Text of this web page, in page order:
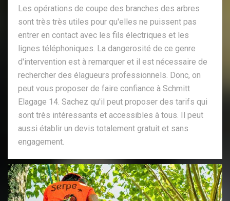
Les opérations de coupe des branches des arbres
sont très très utiles pour qu'elles ne puissent pas
entrer en contact avec les fils électriques et les
lignes téléphoniques. La dangerosité de ce genre
d'intervention est à remarquer et il est nécessaire de
rechercher des élagueurs professionnels. Donc, on
peut vous proposer de faire confiance à Schmitt
Elagage 14. Sachez qu'il peut proposer des tarifs qui
sont très intéressants et accessibles à tous. Il peut
aussi établir un devis totalement gratuit et sans
engagement.